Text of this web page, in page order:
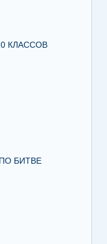
КЛАССОВ
БИТВЕ